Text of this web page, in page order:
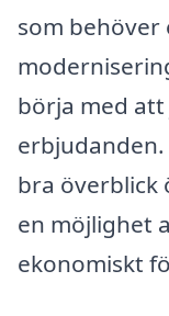
som behöver
börja med
bra överblick
en möjlighet
ekonomiskt